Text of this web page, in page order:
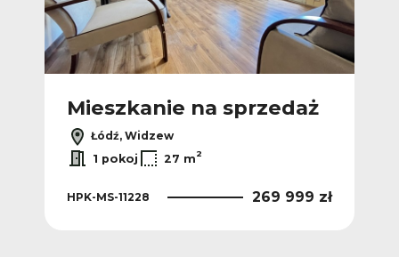
Mieszkanie na sprzedaż
Łódź, Widzew
1 pokoj
27 m2
HPK-MS-11228 269 999 zł